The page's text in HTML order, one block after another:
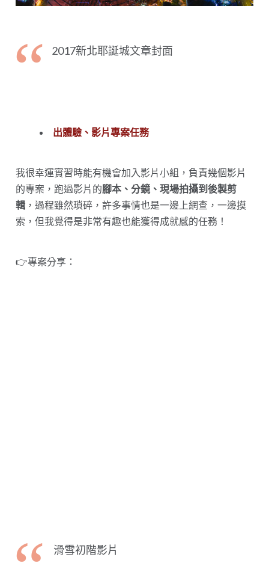
2017新北耶誕城文章封面
出體驗、影片專案任務
我很幸運實習時能有機會加入影片小組，負責幾個影片
的專案，跑過影片的腳本、分鏡、現場拍攝到後製剪
輯 ，過程雖然瑣碎，許多事情也是一邊上網查，一邊摸
索，但我覺得是非常有趣也能獲得成就感的任務！
👉專案分享：
滑雪初階影片